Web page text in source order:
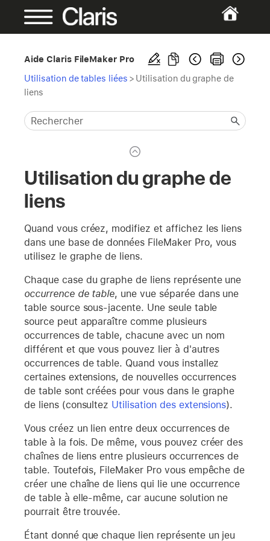
Aide Claris FileMaker Pro
Utilisation de tables liées > Utilisation du graphe de
liens
Utilisation du graphe de
liens
Quand vous créez, modifiez et affichez les liens
dans une base de données FileMaker Pro, vous
utilisez le graphe de liens.
Chaque case du graphe de liens représente une
occurrence de table, une vue séparée dans une
table source sous-jacente. Une seule table
source peut apparaître comme plusieurs
occurrences de table, chacune avec un nom
différent et que vous pouvez lier à d'autres
occurrences de table. Quand vous installez
certaines extensions, de nouvelles occurrences
de table sont créées pour vous dans le graphe
de liens (consultez Utilisation des extensions).
Vous créez un lien entre deux occurrences de
table à la fois. De même, vous pouvez créer des
chaînes de liens entre plusieurs occurrences de
table. Toutefois, FileMaker Pro vous empêche de
créer une chaîne de liens qui lie une occurrence
de table à elle-même, car aucune solution ne
pourrait être trouvée.
Étant donné que chaque lien représente un jeu